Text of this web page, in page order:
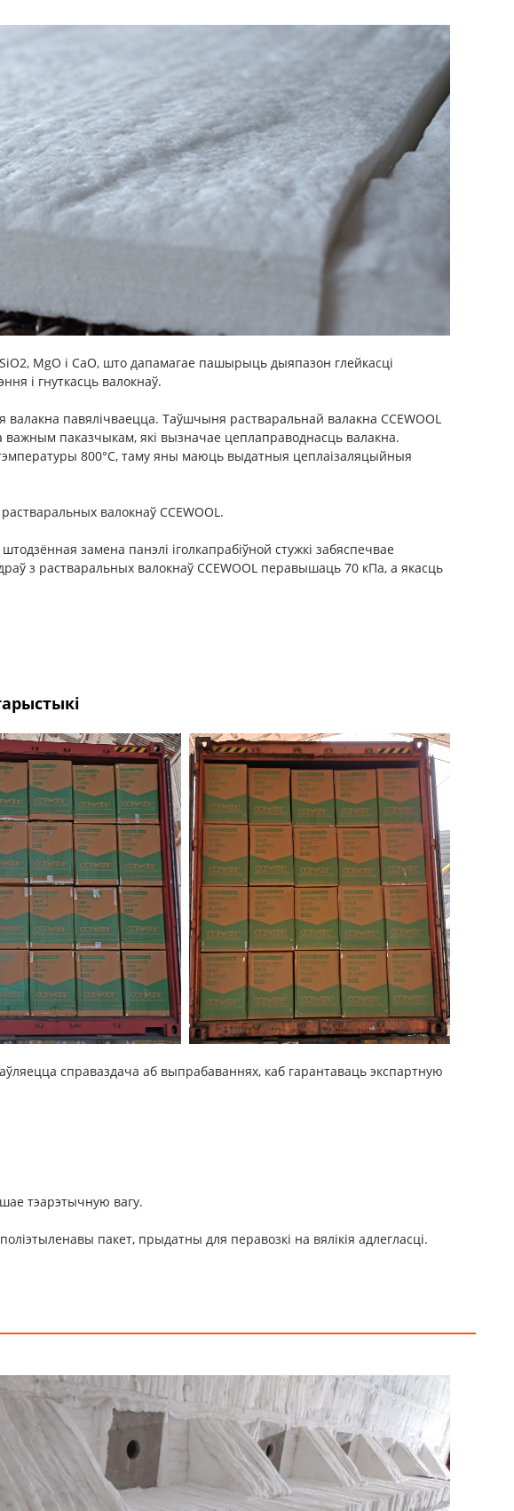
MgO і CaO, што дапамагае пашырыць дыяпазон глейкасці
і гнуткасць валокнаў.
павялічваецца. Таўшчыня растваральнай валакна CCEWOOL
паказчыкам, які вызначае цеплаправоднасць валакна.
800°C, таму яны маюць выдатныя цеплаізаляцыйныя
валокнаў CCEWOOL.
замена панэлі іголкапрабіўной стужкі забяспечвае
з растваральных валокнаў CCEWOOL перавышаць 70 кПа, а якасць
справаздача аб выпрабаваннях, каб гарантаваць экспартную
тэарэтычную вагу.
пакет, прыдатны для перавозкі на вялікія адлегласці.